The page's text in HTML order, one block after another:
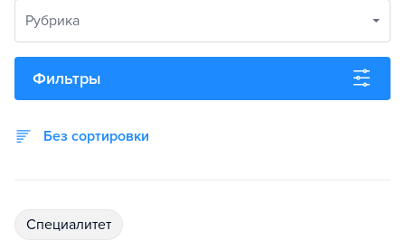
Рубрика
Фильтры
Без сортировки
специалитет